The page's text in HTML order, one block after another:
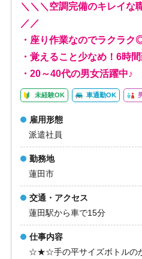
＼＼＼空調完備のキレイな
／／
・座り作業なのでラクラク
・覚えること少なめ！6時
・20～40代の男女活躍中♪
未経験OK 車通勤OK
雇用形態
派遣社員
勤務地
蓮田市
交通・アクセス
蓮田駅から車で15分
仕事内容
☆★☆手の平サイズボトル